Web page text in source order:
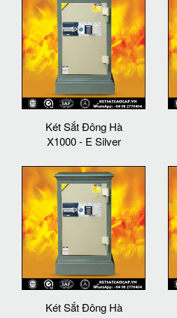
Két Sắt Đông Hà
X1000 - E Silver
Két Sắt Đông Hà